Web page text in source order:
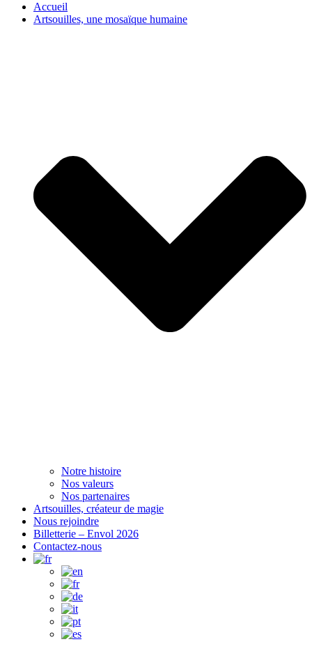
Accueil
Artsouilles, une mosaïque humaine
Notre histoire
Nos valeurs
Nos partenaires
Artsouilles, créateur de magie
Nous rejoindre
Billetterie – Envol 2026
Contactez-nous